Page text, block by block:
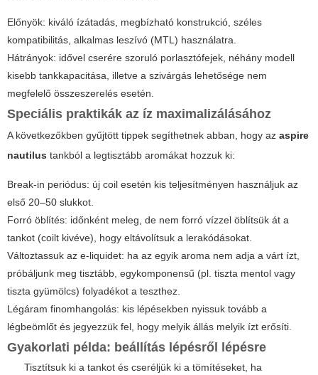
Előnyök: kiváló ízátadás, megbízható konstrukció, széles
kompatibilitás, alkalmas leszívó (MTL) használatra.
Hátrányok: idővel cserére szoruló porlasztófejek, néhány modell
kisebb tankkapacitása, illetve a szivárgás lehetősége nem
megfelelő összeszerelés esetén.
Speciális praktikák az íz maximalizálásához
A következőkben gyűjtött tippek segíthetnek abban, hogy az aspire
nautilus tankból a legtisztább aromákat hozzuk ki:
Break-in periódus: új coil esetén kis teljesítményen használjuk az
első 20–50 slukkot.
Forró öblítés: időnként meleg, de nem forró vízzel öblítsük át a
tankot (coilt kivéve), hogy eltávolítsuk a lerakódásokat.
Változtassuk az e-liquidet: ha az egyik aroma nem adja a várt ízt,
próbáljunk meg tisztább, egykomponensű (pl. tiszta mentol vagy
tiszta gyümölcs) folyadékot a teszthez.
Légáram finomhangolás: kis lépésekben nyissuk tovább a
légbeömlőt és jegyezzük fel, hogy melyik állás melyik ízt erősíti.
Gyakorlati példa: beállítás lépésről lépésre
Tisztítsuk ki a tankot és cseréljük ki a tömítéseket, ha